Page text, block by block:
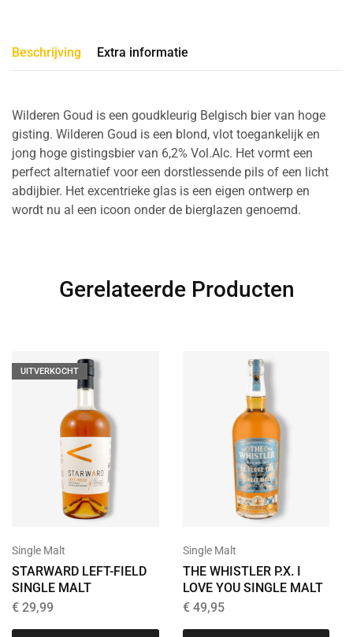
Beschrijving Extra informatie
Wilderen Goud is een goudkleurig Belgisch bier van hoge
gisting. Wilderen Goud is een blond, vlot toegankelijk en
jong hoge gistingsbier van 6,2% Vol.Alc. Het vormt een
perfect alternatief voor een dorstlessende pils of een licht
abdijbier. Het excentrieke glas is een eigen ontwerp en
wordt nu al een icoon onder de bierglazen genoemd.
Gerelateerde Producten
UITVERKOCHT
Single Malt
STARWARD LEFT-FIELD
SINGLE MALT
€ 29,99
Single Malt
THE WHISTLER P.X. I
LOVE YOU SINGLE MALT
€49,95